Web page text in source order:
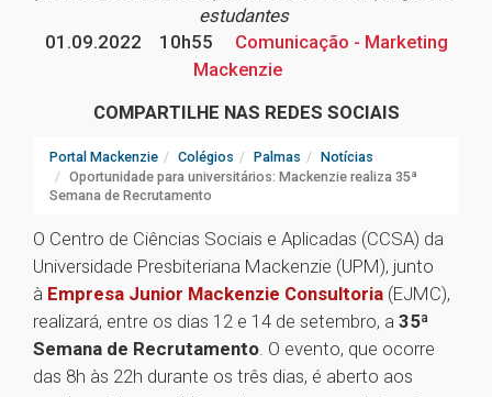
estudantes
01.09.2022
10h55
Comunicação - Marketing
Mackenzie
COMPARTILHE NAS REDES SOCIAIS
Portal Mackenzie Colégios Palmas
Notícias
Oportunidade para universitários: Mackenzie realiza 35ª
Semana de Recrutamento
O Centro de Ciências Sociais e Aplicadas (CCSA) da
Universidade Presbiteriana Mackenzie (UPM), junto
à Empresa Junior Mackenzie Consultoria (EJMC),
realizará, entre os dias 12 e 14 de setembro, a 35ª
Semana de Recrutamento. O evento, que ocorre
das 8h às 22h durante os três dias, é aberto aos